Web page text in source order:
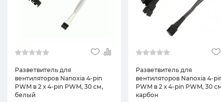
Разветвитель для
вентиляторов Nanoxia 4-pin
PWM в 2 х 4-pin PWM, 30 см,
белый
Разветвитель для
вентиляторов Nanoxia 4-
PWM в 2 х 4-pin PWM, 30
карбон